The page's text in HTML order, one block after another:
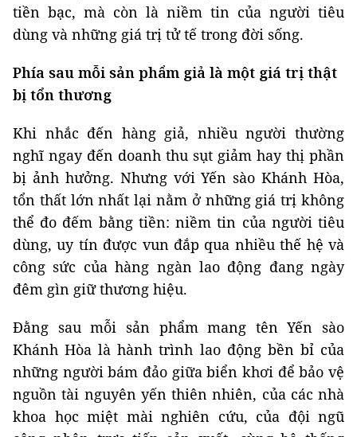
tiền bạc, mà còn là niềm tin của người tiêu
dùng và những giá trị tử tế trong đời sống.
Phía sau mỗi sản phẩm giả là một giá trị thật
bị tổn thương
Khi nhắc đến hàng giả, nhiều người thường
nghĩ ngay đến doanh thu sụt giảm hay thị phần
bị ảnh hưởng. Nhưng với Yến sào Khánh Hòa,
tổn thất lớn nhất lại nằm ở những giá trị không
thể đo đếm bằng tiền: niềm tin của người tiêu
dùng, uy tín được vun đắp qua nhiều thế hệ và
công sức của hàng ngàn lao động đang ngày
đêm gìn giữ thương hiệu.
Đằng sau mỗi sản phẩm mang tên Yến sào
Khánh Hòa là hành trình lao động bền bỉ của
những người bám đảo giữa biển khơi để bảo vệ
nguồn tài nguyên yến thiên nhiên, của các nhà
khoa học miệt mài nghiên cứu, của đội ngũ